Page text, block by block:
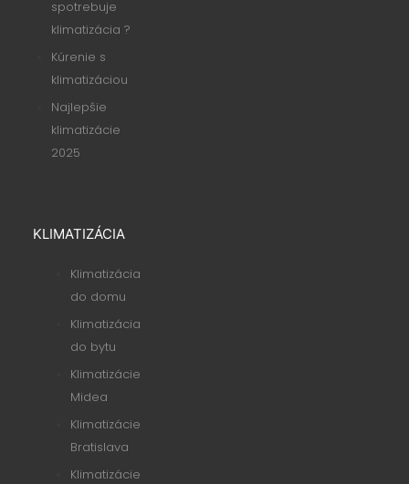
spotrebuje
klimatizácia ?
Kúrenie s
klimatizáciou
Najlepšie
klimatizácie
2025
KLIMATIZÁCIA
Klimatizácia
do domu
Klimatizácia
do bytu
Klimatizácie
Midea
Klimatizácie
Bratislava
Klimatizácie